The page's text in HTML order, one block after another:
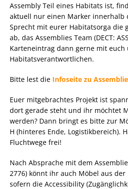
Assembly Teil eines Habitats ist,
aktuell nur einen Marker innerhalb
Sprecht mit eurer Habitatsorga die
ab, das Assemblies Team (DECT:
Karteneintrag dann gerne mit euch
Habitatsverantwortlichen.
Bitte lest die Infoseite zu
Euer mitgebrachtes Projekt ist
dort gerade steht und ihr möchtet
werden? Dann bringt es bitte zur
H (hinteres Ende, Logistikbereich).
Fluchtwege frei!
Nach Absprache mit dem
2776) könnt ihr auch Möbel aus
sofern die Accessibility